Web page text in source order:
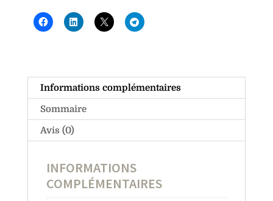
Informations complémentaires
Sommaire
Avis (0)
INFORMATIONS
COMPLÉMENTAIRES